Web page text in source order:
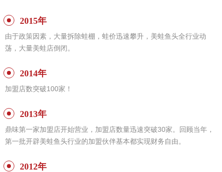
2015年
由于政策因素，大量拆除蛙棚，蛙价迅速攀升，美蛙鱼头全行业动
荡，大量美蛙店倒闭。
2014年
加盟店数突破100家！
2013年
鼎味第一家加盟店开始营业，加盟店数量迅速突破30家。回顾当年，
第一批开辟美蛙鱼头行业的加盟伙伴基本都实现财务自由。
2012年